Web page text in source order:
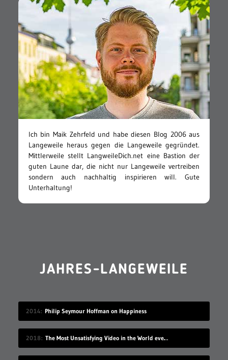
Ich bin Maik Zehrfeld und habe diesen Blog 2006 aus
Langeweile heraus gegen die Langeweile gegründet.
Mittlerweile stellt LangweileDich.net eine Bastion der
guten Laune dar, die nicht nur Langeweile vertreiben
sondern auch nachhaltig inspirieren will. Gute
Unterhaltung!
JAHRES-LANGEWEILE
2014 Philip Seymour Hoffman on Happiness
2018 The Most Unsatisfying Video in the World ever made – part 2